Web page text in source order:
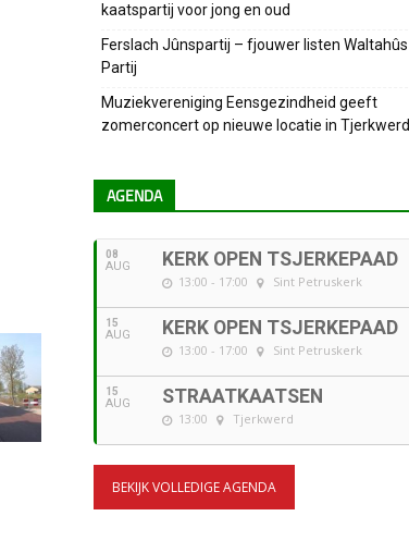
kaatspartij voor jong en oud
Ferslach Jûnspartij – fjouwer listen Waltahûs
Partij
Muziekvereniging Eensgezindheid geeft
zomerconcert op nieuwe locatie in Tjerkwerd
AGENDA
08
AUG KERK OPEN TSJERKEPAAD
13:00 - 17:00 Sint Petruskerk
15
AUG KERK OPEN TSJERKEPAAD
13:00 - 17:00 Sint Petruskerk
15
AUG STRAATKAATSEN
13:00 Tjerkwerd
BEKIJK VOLLEDIGE AGENDA